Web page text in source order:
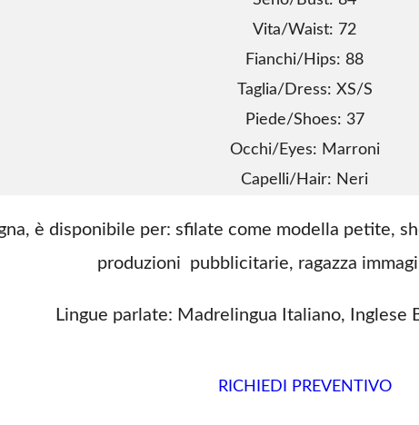
Vita/Waist: 72
Fianchi/Hips: 88
Taglia/Dress: XS/S
Piede/Shoes: 37
Occhi/Eyes: Marroni
Capelli/Hair: Neri
è disponibile per: sfilate come modella petite,
produzioni pubblicitarie, ragazza
Lingue parlate: Madrelingua Italiano, Inglese
RICHIEDI PREVENTIVO